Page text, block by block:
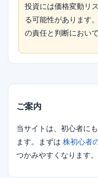
投資には価格変動リ
る可能性があります
の責任と判断におい
ご案内
当サイトは、初心者に
ます。まずは 株初心者
つかみやすくなります。